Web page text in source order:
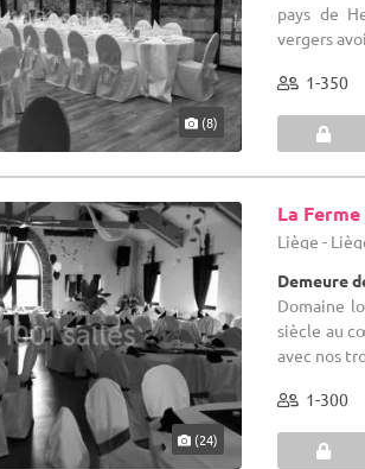
(8)
pays de
vergers
1-350
(24)
La
Liège -
Demeure
Domaine
siècle au
avec nos
1-300